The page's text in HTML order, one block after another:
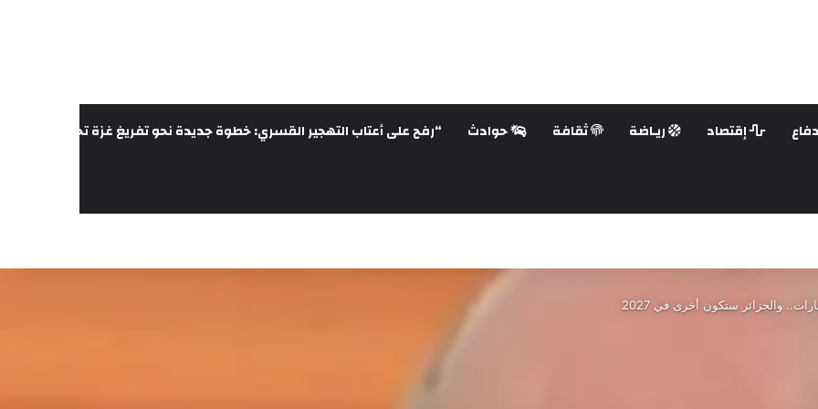
دفاع إقتصاد ريـاضة ثقافة حوادث “رفح على أعتاب التهجير القسري: خطوة جديدة نحو تفريغ غزة تحت غطاء
والجزائر ستكون أخرى في 2027